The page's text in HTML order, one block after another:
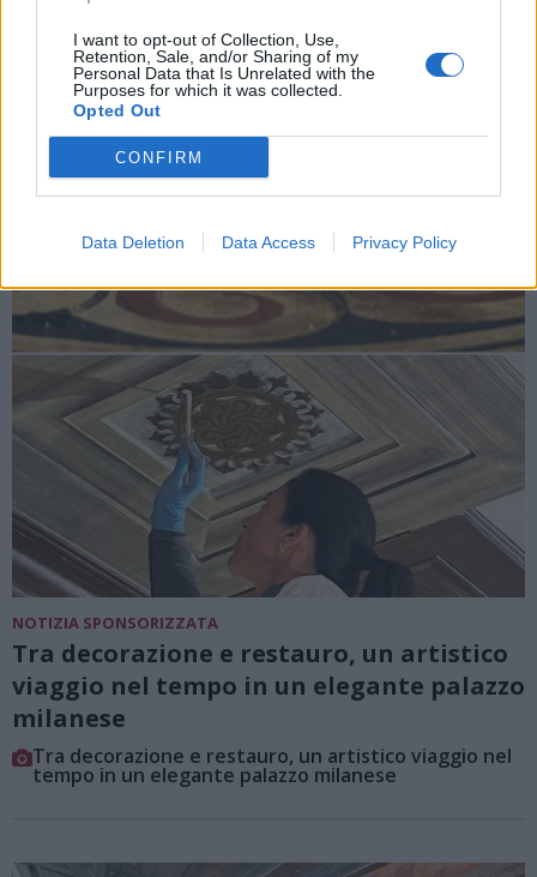
I want to opt-out of Collection, Use,
Retention, Sale, and/or Sharing of my
Personal Data that Is Unrelated with the
Purposes for which it was collected.
Opted Out
CONFIRM
Data Deletion Data Access Privacy Policy
Meride, un’antica dimora del ‘700 rinasce
grazie al restauro dello Studio Maesani
La Locanda San Silvestro a Meride e il restauro dello
Studio Maesani
NOTIZIA SPONSORIZZATA
Tra decorazione e restauro, un artistico
viaggio nel tempo in un elegante palazzo
milanese
Tra decorazione e restauro, un artistico viaggio nel
tempo in un elegante palazzo milanese